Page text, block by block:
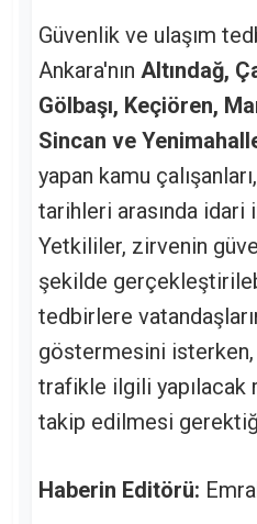
Güvenlik ve ulaşım
Ankara'nın Altındağ,
Gölbaşı, Keçiören,
Sincan ve
yapan kamu çalışanları,
tarihleri arasında idari
Yetkililer, zirvenin
şekilde
tedbirlere
göstermesini
trafikle ilgili yapılacak
takip edilmesi
Haberin Editörü: